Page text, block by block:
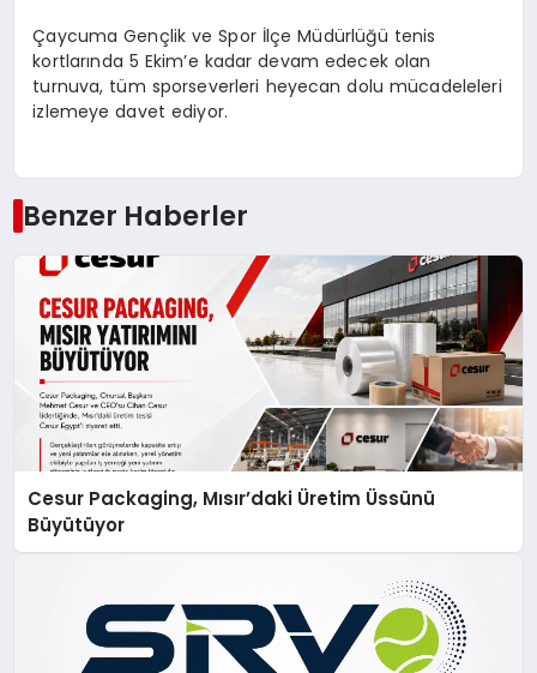
Çaycuma Gençlik ve Spor İlçe Müdürlüğü tenis
kortlarında 5 Ekim’e kadar devam edecek olan
turnuva, tüm sporseverleri heyecan dolu mücadeleleri
izlemeye davet ediyor.
Benzer Haberler
Cesur Packaging, Mısır’daki Üretim Üssünü
Büyütüyor